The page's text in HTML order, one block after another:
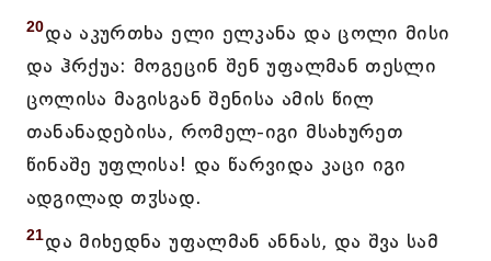
20და აკურთხა ელი ელკანა და ცოლი მისი
და ჰრქუა: მოგეცინ შენ უფალმან თესლი
ცოლისა მაგისგან შენისა ამის წილ
თანანადებისა, რომელ-იგი მსახურეთ
წინაშე უფლისა! და წარვიდა კაცი იგი
ადგილად თჳსად.
21და მიხედნა უფალმან ანნას, და შვა სამ